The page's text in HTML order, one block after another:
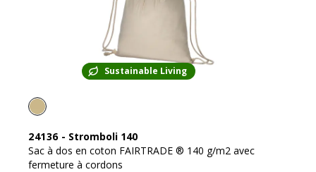
Sustainable Living
24136 - Stromboli 140
Sac à dos en coton FAIRTRADE ® 140 g/m2 avec
fermeture à cordons